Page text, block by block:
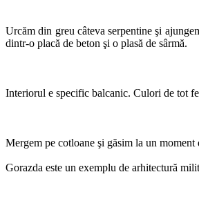
Urcăm din greu câteva serpentine şi
dintr-o placă de beton şi o plasă de sârmă.
Interiorul e specific balcanic. Culori de tot
Mergem pe cotloane şi găsim la un
Gorazda este un exemplu de arhitectură